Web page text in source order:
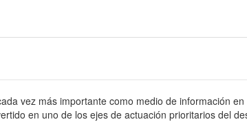
vez más importante como medio de información
en uno de los ejes de actuación prioritarios del